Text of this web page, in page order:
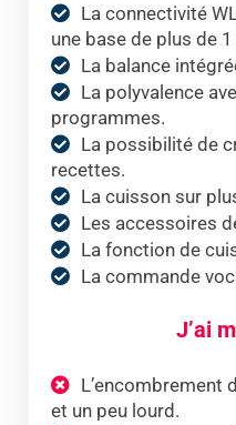
La connectivité
une base de plus de
La balance
La polyvalence
programmes.
La possibilité de
recettes.
La cuisson sur
Les accessoires
La fonction de
La commande
J’ai
L’encombrement
et un peu lourd.